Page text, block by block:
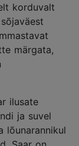
korduvalt
märgata,
ilusate
ja suvel
lõunarannikul